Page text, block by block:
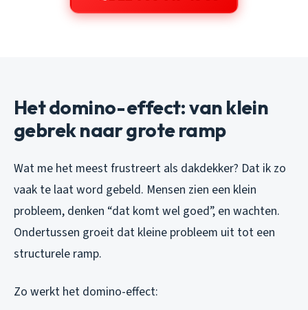
Het domino-effect: van klein
gebrek naar grote ramp
Wat me het meest frustreert als dakdekker? Dat ik zo
vaak te laat word gebeld. Mensen zien een klein
probleem, denken “dat komt wel goed”, en wachten.
Ondertussen groeit dat kleine probleem uit tot een
structurele ramp.
Zo werkt het domino-effect: